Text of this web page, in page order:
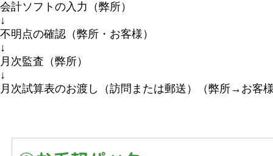
会計ソフトの入力（弊所）
↓
不明点の確認（弊所・お客様）
↓
月次監査（弊所）
↓
月次試算表のお渡し（訪問または郵送）（弊所→お客